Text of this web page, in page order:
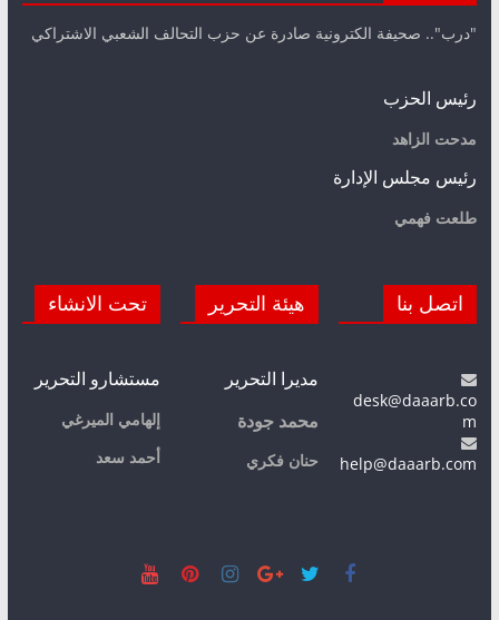
"درب".. صحيفة الكترونية صادرة عن حزب التحالف الشعبي الاشتراكي
رئيس الحزب
مدحت الزاهد
رئيس مجلس الإدارة
طلعت فهمي
اتصل بنا
desk@daaarb.co
m
help@daaarb.com
هيئة التحرير
مديرا التحرير
محمد جودة
حنان فكري
تحت الانشاء
مستشارو التحرير
إلهامي الميرغي
أحمد سعد